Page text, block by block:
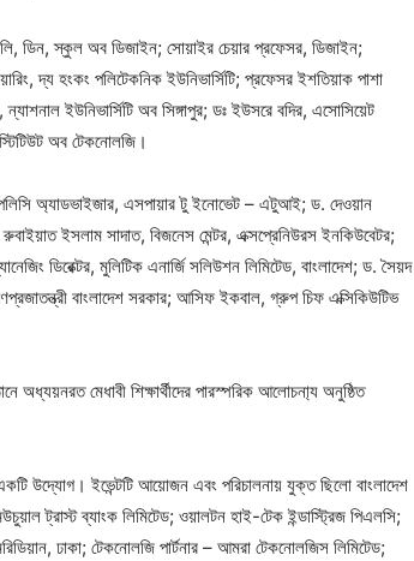
ডিন, স্কুল অব ডিজাইন; সোয়াইর চেয়ার প্রফেসর, ডিজাইন;
দ্য হংকং পলিটেকনিক ইউনিভার্সিটি; প্রফেসর ইশতিয়াক পাশা
ইউনিভার্সিটি অব সিঙ্গাপুর; ডঃ ইউসরে বদির, এসোসিয়েট
অব টেকনোলজি।
অ্যাডভাইজার, এসপায়ার টু ইনোভেট – এটুআই; ড. দেওয়ান
ইসলাম সাদাত, বিজনেস মেন্টর, এক্সপ্রেনিউরস ইনকিউবেটর;
ডিরেক্টর, মুলিটিক এনার্জি সলিউশন লিমিটেড, বাংলাদেশ; ড. সৈয়দ
বাংলাদেশ সরকার; আসিফ ইকবাল, গ্রুপ চিফ এক্সিকিউটিভ
অধ্যয়নরত মেধাবী শিক্ষার্থীদের পারস্পরিক আলোচনা্য অনুষ্ঠিত
উদ্যোগ। ইভেন্টটি আয়োজন এবং পরিচালনায় যুক্ত ছিলো বাংলাদেশ
ট্রাস্ট ব্যাংক লিমিটেড; ওয়ালটন হাই-টেক ইন্ডাস্ট্রিজ পিএলসি;
ঢাকা; টেকনোলজি পার্টনার – আমরা টেকনোলজিস লিমিটেড;